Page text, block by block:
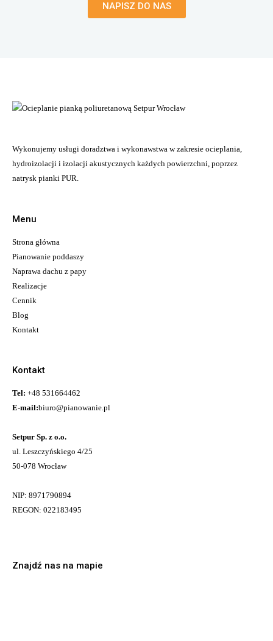
NAPISZ DO NAS
Wykonujemy usługi doradztwa i wykonawstwa w zakresie ocieplania,
hydroizolacji i izolacji akustycznych każdych powierzchni, poprzez
natrysk pianki PUR.
Menu
Strona główna
Pianowanie poddaszy
Naprawa dachu z papy
Realizacje
Cennik
Blog
Kontakt
Kontakt
Tel: +48 531664462
E-mail:biuro@pianowanie.pl
Setpur Sp. z o.o.
ul. Leszczyńskiego 4/25
50-078 Wrocław
NIP: 8971790894
REGON: 022183495
Znajdź nas na mapie